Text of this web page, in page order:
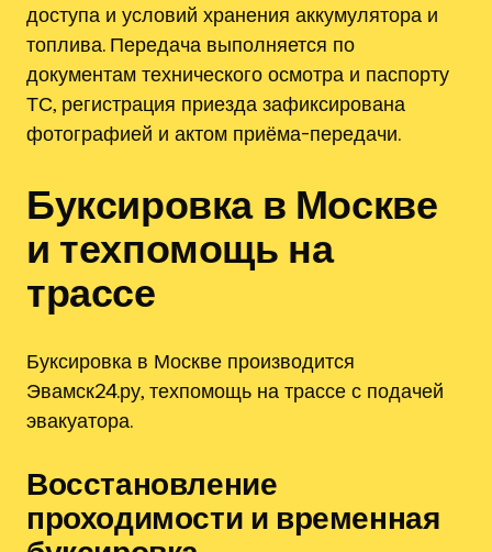
доступа и условий хранения аккумулятора и
топлива. Передача выполняется по
документам технического осмотра и паспорту
ТС, регистрация приезда зафиксирована
фотографией и актом приёма-передачи.
Буксировка в Москве
и техпомощь на
трассе
Буксировка в Москве производится
Эвамск24.ру, техпомощь на трассе с подачей
эвакуатора.
Восстановление
проходимости и временная